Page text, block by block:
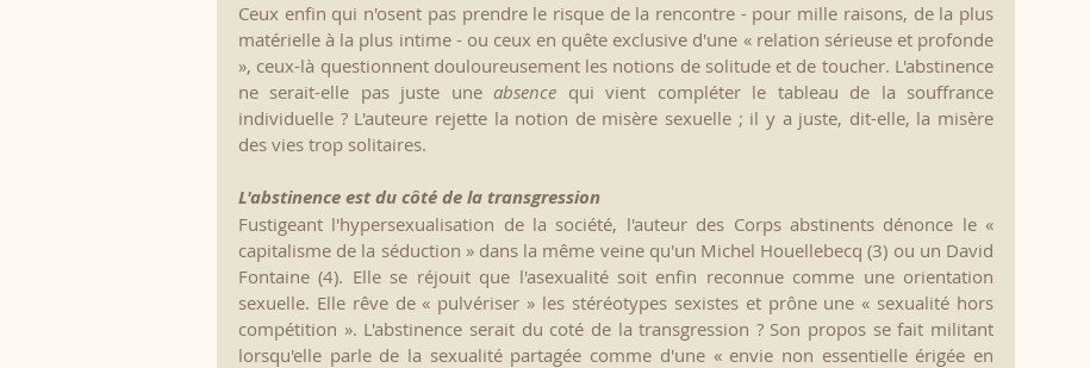
Ceux enfin qui n'osent pas prendre le risque de la rencontre - pour mille raisons, de la plus
matérielle à la plus intime - ou ceux en quête exclusive d'une « relation sérieuse et profonde
», ceux-là questionnent douloureusement les notions de solitude et de toucher. L'abstinence
ne serait-elle pas juste une absence qui vient compléter le tableau de la souffrance
individuelle ? L'auteure rejette la notion de misère sexuelle ; il y a juste, dit-elle, la misère
des vies trop solitaires.
L'abstinence est du côté de la transgression
Fustigeant l'hypersexualisation de la société, l'auteur des Corps abstinents dénonce le «
capitalisme de la séduction » dans la même veine qu'un Michel Houellebecq (3) ou un David
Fontaine (4). Elle se réjouit que l'asexualité soit enfin reconnue comme une orientation
sexuelle. Elle rêve de « pulvériser » les stéréotypes sexistes et prône une « sexualité hors
compétition ». L'abstinence serait du coté de la transgression ? Son propos se fait militant
lorsqu'elle parle de la sexualité partagée comme d'une « envie non essentielle érigée en